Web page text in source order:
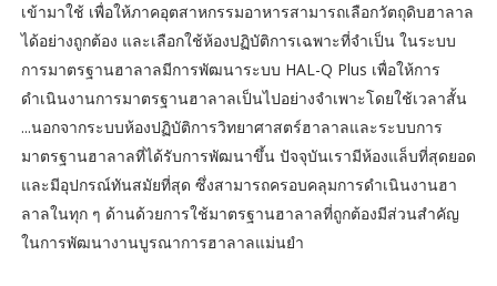
เข้ามาใช้ เพื่อให้ภาคอุตสาหกรรมอาหารสามารถเลือกวัตถุดิบฮาลาล
ได้อย่างถูกต้อง และเลือกใช้ห้องปฏิบัติการเฉพาะที่จำเป็น ในระบบ
การมาตรฐานฮาลาลมีการพัฒนาระบบ HAL-Q Plus เพื่อให้การ
ดำเนินงานการมาตรฐานฮาลาลเป็นไปอย่างจำเพาะโดยใช้เวลาสั้น
...นอกจากระบบห้องปฏิบัติการวิทยาศาสตร์ฮาลาลและระบบการ
มาตรฐานฮาลาลที่ได้รับการพัฒนาขึ้น ปัจจุบันเรามีห้องแล็บที่สุดยอด
และมีอุปกรณ์ทันสมัยที่สุด ซึ่งสามารถครอบคลุมการดำเนินงานฮา
ลาลในทุก ๆ ด้านด้วยการใช้มาตรฐานฮาลาลที่ถูกต้องมีส่วนสำคัญ
ในการพัฒนางานบูรณาการฮาลาลแม่นยำ